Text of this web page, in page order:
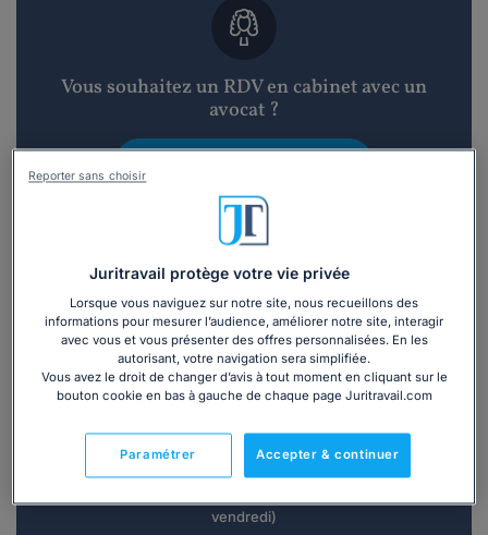
Vous souhaitez un RDV en cabinet avec un
avocat ?
3 devis en 48h
Vous souhaitez une consultation par
téléphone ?
Consulter immédiatement
vendredi)
Juritravail protège votre vie privée
Lorsque vous naviguez sur notre site, nous recueillons des
informations pour mesurer l’audience, améliorer notre site, interagir
avec vous et vous présenter des offres personnalisées. En les
autorisant, votre navigation sera simplifiée.
Vous avez le droit de changer d’avis à tout moment en cliquant sur le
bouton cookie en bas à gauche de chaque page Juritravail.com
Accepter & continuer
Paramétrer
Reporter sans choisir